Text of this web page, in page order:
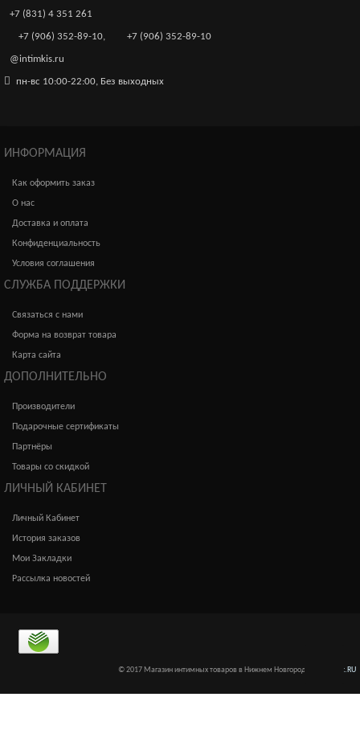
+7 (831) 4 351 261
+7 (906) 352-89-10, +7 (906) 352-89-10
@intimkis.ru
пн-вс 10:00-22:00, Без выходных
ИНФОРМАЦИЯ
Как оформить заказ
О нас
Доставка и оплата
Конфиденциальность
Условия соглашения
СЛУЖБА ПОДДЕРЖКИ
Связаться с нами
Форма на возврат товара
Карта сайта
ДОПОЛНИТЕЛЬНО
Производители
Подарочные сертификаты
Партнёры
Товары со скидкой
ЛИЧНЫЙ КАБИНЕТ
Личный Кабинет
История заказов
Мои Закладки
Рассылка новостей
© 2017 Магазин интимных товаров в Нижнем Новгороде Интимкис.RU